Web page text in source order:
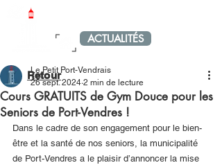
ACTUALITÉS
Cours GRATUITS de Gym Douce pour les
Seniors de Port-Vendres !
Le Petit Port-Vendrais
26 sept. 2024 2 min de lecture
Dans le cadre de son engagement pour le bien-
être et la santé de nos seniors, la municipalité
de Port-Vendres a le plaisir d’annoncer la mise
Retour